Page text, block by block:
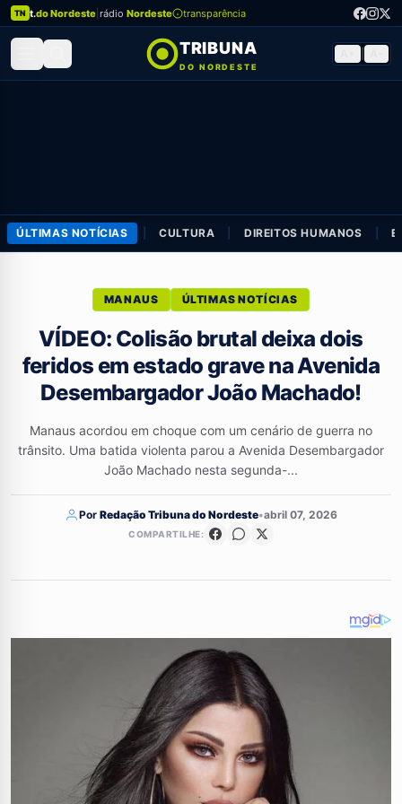
TN t.do Nordeste rádio Nordeste transparência
TRIBUNA
DO NORDESTE
ÚLTIMAS NOTÍCIAS CULTURA DIREITOS HUMANOS
MANAUS ÚLTIMAS NOTÍCIAS
VÍDEO: Colisão brutal deixa dois
feridos em estado grave na Avenida
Desembargador João Machado!
Manaus acordou em choque com um cenário de guerra no
trânsito. Uma batida violenta parou a Avenida Desembargador
João Machado nesta segunda-...
Por Redação Tribuna do Nordeste•abril 07, 2026
COMPARTILHE: